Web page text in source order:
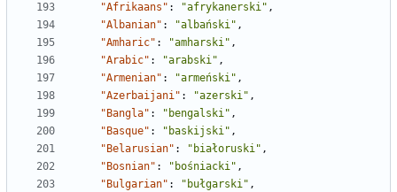
"Afrikaans" : "afrykanerski" ,
"Albanian" : "albański" ,
"Amharic" : "amharski" ,
"Arabic" : "arabski" ,
"Armenian" : "armeński" ,
"Azerbaijani" : "azerski" ,
"Bangla" : "bengalski" ,
"Basque" : "baskijski" ,
"Belarusian" : "białoruski" ,
"Bosnian" : "bośniacki" ,
"Bulgarian" : "bułgarski" ,